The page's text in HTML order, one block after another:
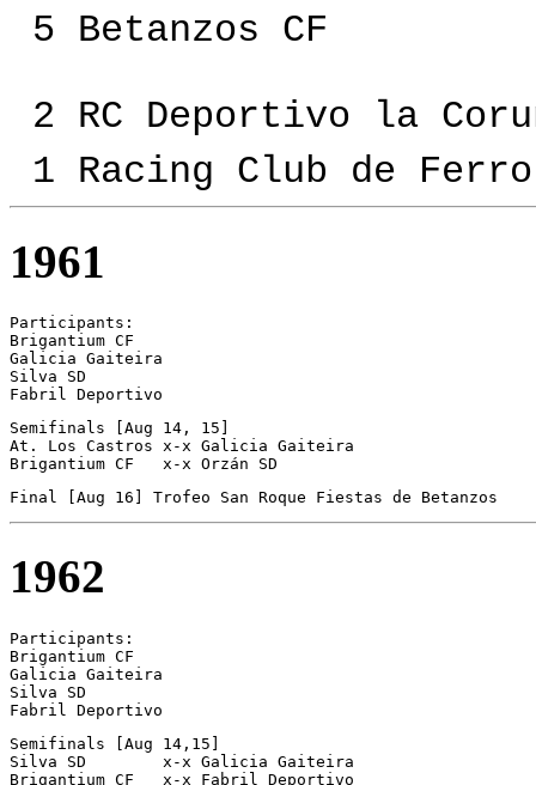
5 Betanzos CF
2 RC Deportivo la
1 Racing Club de
1961
Participants:
Brigantium CF
Galicia Gaiteira
Silva SD
Fabril Deportivo
Semifinals [Aug 14, 15]
At. Los Castros	x-x Galicia Gaiteira
Brigantium CF	x-x Orzán SD
1962
Participants:
Brigantium CF
Galicia Gaiteira
Silva SD
Semifinals [Aug 14,15]
Silva SD	x-x Galicia Gaiteira
Brigantium CF	x-x Fabril Deportivo